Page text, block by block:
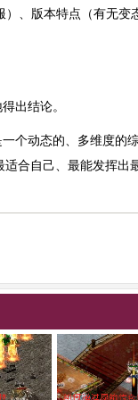
、版本特点（有无
出结论。
个动态的、多维度
合自己、最能发挥